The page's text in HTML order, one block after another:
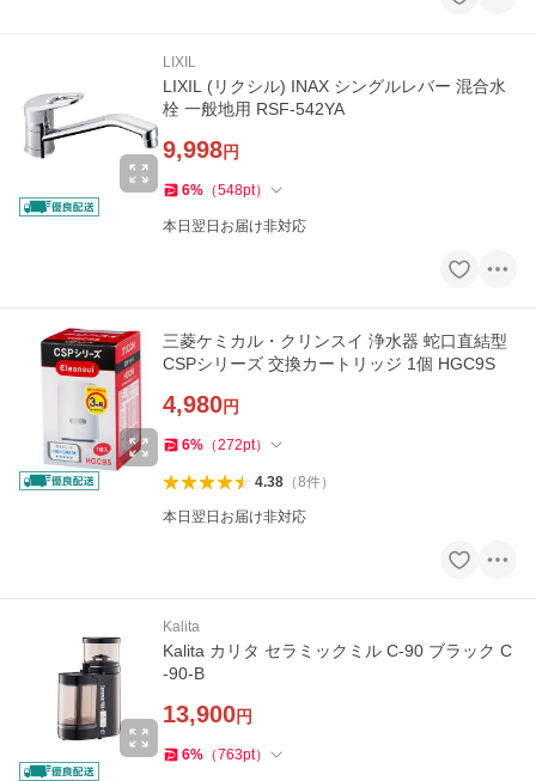
LIXIL
LIXIL (リクシル) INAX シングルレバー 混合水
栓 一般地用 RSF-542YA
9,998円
6% （548pt）
本日翌日お届け非対応
三菱ケミカル・クリンスイ 浄水器 蛇口直結型
CSPシリーズ 交換カートリッジ 1個 HGC9S
4,980円
6% （272pt）
4.38（8件）
本日翌日お届け非対応
Kalita
Kalita カリタ セラミックミル C-90 ブラック C
-90-B
13,900円
6% （763pt）